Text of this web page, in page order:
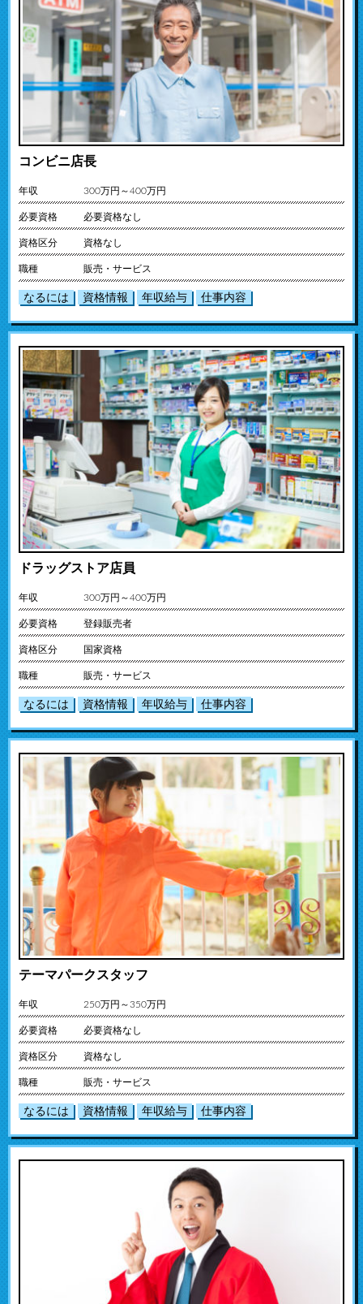
コンビニ店長
年収 300万円～400万円
必要資格 必要資格なし
資格区分 資格なし
職種 販売・サービス
なるには 資格情報 年収給与 仕事内容
ドラッグストア店員
年収 300万円～400万円
必要資格 登録販売者
資格区分 国家資格
職種 販売・サービス
なるには 資格情報 年収給与 仕事内容
テーマパークスタッフ
年収 250万円～350万円
必要資格 必要資格なし
資格区分 資格なし
職種 販売・サービス
なるには 資格情報 年収給与 仕事内容